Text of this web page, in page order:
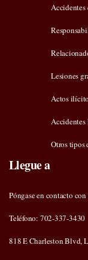
Accidentes
Lesiones
Actos
Accidentes
Otros tipos
Llegue a
Póngase en contacto
Teléfono: 702-337-3430
818 E Charleston Blvd,